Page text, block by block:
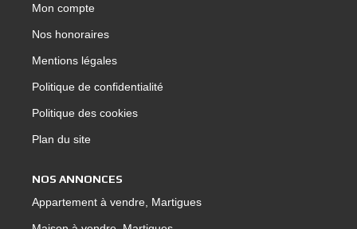
Mon compte
Nos honoraires
Mentions légales
Politique de confidentialité
Politique des cookies
Plan du site
NOS ANNONCES
Appartement à vendre, Martigues